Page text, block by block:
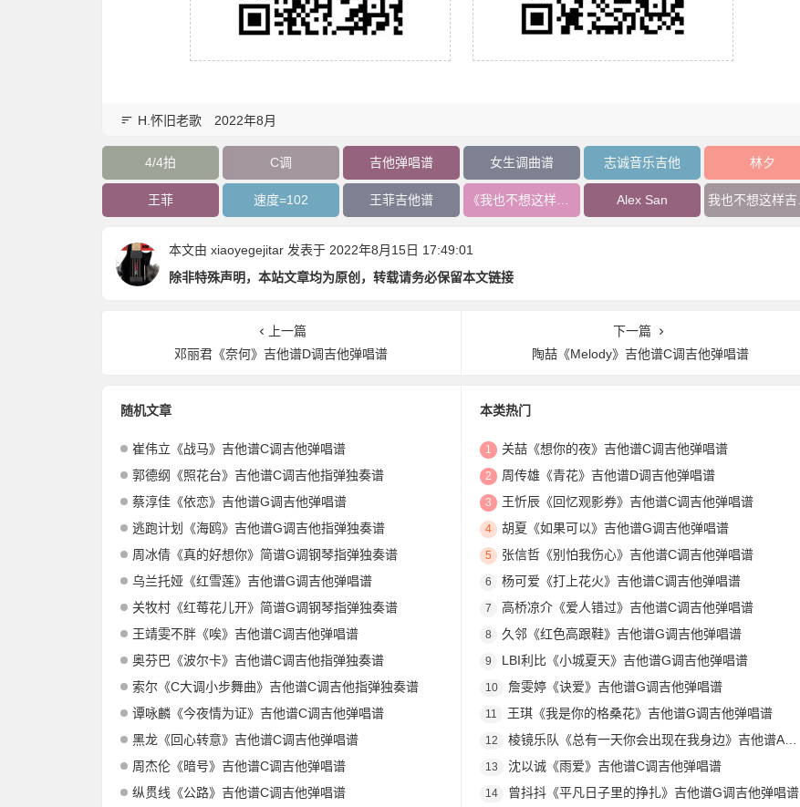
H.怀旧老歌 2022年8月
4/4拍 C调 吉他弹唱谱 女生调曲谱 志诚音乐吉他 林夕
王菲 速度=102 王菲吉他谱 《我也不想这样》吉他谱 Alex San
本文由 xiaoyegejitar 发表于 2022年8月15日 17:49:01
除非特殊声明，本站文章均为原创，转载请务必保留本文链接
上一篇
邓丽君《奈何》吉他谱D调吉他弹唱谱
下一篇
陶喆《Melody》吉他谱C调吉他弹唱谱
随机文章
崔伟立《战马》吉他谱C调吉他弹唱谱
郭德纲《照花台》吉他谱C调吉他指弹独奏谱
蔡淳佳《依恋》吉他谱G调吉他弹唱谱
逃跑计划《海鸥》吉他谱G调吉他指弹独奏谱
周冰倩《真的好想你》简谱G调钢琴指弹独奏谱
乌兰托娅《红雪莲》吉他谱G调吉他弹唱谱
关牧村《红莓花儿开》简谱G调钢琴指弹独奏谱
王靖雯不胖《唉》吉他谱C调吉他弹唱谱
奥芬巴《波尔卡》吉他谱C调吉他指弹独奏谱
索尔《C大调小步舞曲》吉他谱C调吉他指弹独奏谱
谭咏麟《今夜情为证》吉他谱C调吉他弹唱谱
黑龙《回心转意》吉他谱C调吉他弹唱谱
周杰伦《暗号》吉他谱C调吉他弹唱谱
纵贯线《公路》吉他谱C调吉他弹唱谱
本类热门
1 关喆《想你的夜》吉他谱C调吉他弹唱谱
2 周传雄《青花》吉他谱D调吉他弹唱谱
3 王忻辰《回忆观影券》吉他谱C调吉他弹唱谱
4 胡夏《如果可以》吉他谱G调吉他弹唱谱
5 张信哲《别怕我伤心》吉他谱C调吉他弹唱谱
6 杨可爱《打上花火》吉他谱C调吉他弹唱谱
7 高桥凉介《爱人错过》吉他谱C调吉他弹唱谱
8 久邻《红色高跟鞋》吉他谱G调吉他弹唱谱
9 LBI利比《小城夏天》吉他谱G调吉他弹唱谱
10 詹雯婷《诀爱》吉他谱G调吉他弹唱谱
11 王琪《我是你的格桑花》吉他谱G调吉他弹唱谱
12 棱镜乐队《总有一天你会出现在我身边》吉他谱A调吉他弹唱谱
13 沈以诚《雨爱》吉他谱C调吉他弹唱谱
14 曾抖抖《平凡日子里的挣扎》吉他谱G调吉他弹唱谱